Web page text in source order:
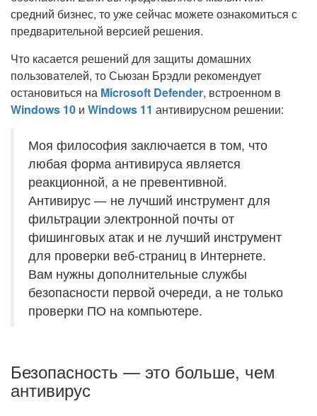
средний бизнес, то уже сейчас можете ознакомиться с
предварительной версией решения.
Что касается решений для защиты домашних
пользователей, то Сьюзан Брэдли рекомендует
остановиться на Microsoft Defender, встроенном в
Windows 10 и Windows 11 антивирусном решении:
Моя философия заключается в том, что
любая форма антивируса является
реакционной, а не превентивной.
Антивирус — не лучший инструмент для
фильтрации электронной почты от
фишинговых атак и не лучший инструмент
для проверки веб-страниц в Интернете.
Вам нужны дополнительные службы
безопасности первой очереди, а не только
проверки ПО на компьютере.
Безопасность — это больше, чем
антивирус